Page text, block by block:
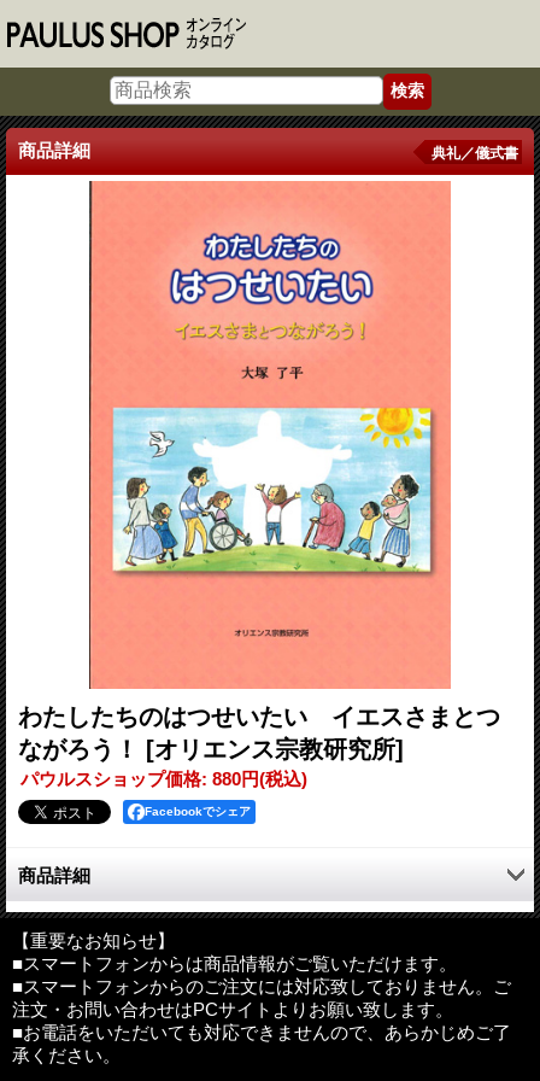
商品詳細 典礼／儀式書
わたしたちのはつせいたい イエスさまとつ
ながろう！
[オリエンス宗教研究所]
パウルスショップ価格: 880円(税込)
Facebookでシェア
商品詳細
一人ひとりが作り上げる特別な初聖体の記念の一冊。
初聖体を迎える子どもたちと、信仰教育を担う指導者や保護者に
おすすめです（ふりがな付）。かわいいイラストと分かりやすい
文章、書き込み式のワークシートで、子どもたちの信仰理解を深
めるための工夫がいっぱいです！ クイズやぬりえをしながら、
イエスさまのご生涯をたのしく学ぶことができます。一人ひとり
【重要なお知らせ】
■スマートフォンからは商品情報がご覧いただけます。
■スマートフォンからのご注文には対応致しておりません。ご
注文・お問い合わせはPCサイトよりお願い致します。
■お電話をいただいても対応できませんので、あらかじめご了
承ください。